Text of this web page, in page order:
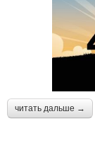
читать дальше →